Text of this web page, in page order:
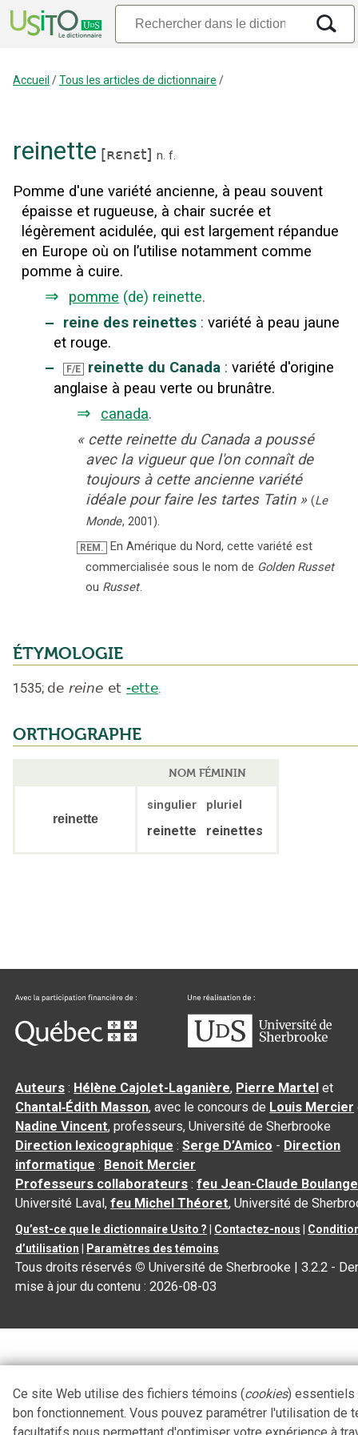
Accueil /Tous les articles de dictionnaire /
reinette [ʀɛnɛt] n. f.
Pomme d'une variété ancienne, à peau souvent
épaisse et rugueuse, à chair sucrée et
légèrement acidulée, qui est largement répandue
en Europe où on l’utilise notamment comme
pomme à cuire.
⇒ pomme (de) reinette.
‒ reine des reinettes : variété à peau jaune
et rouge.
‒ F/E reinette du Canada : variété d'origine
anglaise à peau verte ou brunâtre.
⇒ canada.
« cette reinette du Canada a poussé
avec la vigueur que l'on connaît de
toujours à cette ancienne variété
idéale pour faire les tartes Tatin » (Le
Monde, 2001).
REM.
En Amérique du Nord, cette variété est
commercialisée sous le nom de Golden Russet
ou Russet.
ÉTYMOLOGIE
1535; de reine et -ette.
ORTHOGRAPHE
NOM FÉMININ
reinette
singulier pluriel
reinette reinettes
Auteurs : Hélène Cajolet-Laganière, Pierre Martel et
Chantal‑Édith Masson, avec le concours de Louis Mercier
Nadine Vincent, professeurs, Université de Sherbrooke
Direction lexicographique :Serge D’Amico - Direction
informatique : Benoit Mercier
Professeurs collaborateurs :feu Jean-Claude
Université Laval,feu Michel Théoret, Université de
Qu’est-ce que le dictionnaire Usito ? Contactez-nous
d’utilisation
Paramètres des témoins
Tous droits réservés © Université de Sherbrooke |3.2.2 -
mise à jour du contenu :2026-08-03
Ce site Web utilise des fichiers témoins (cookies) essentiels
bon fonctionnement. Vous pouvez paramétrer l'utilisation de